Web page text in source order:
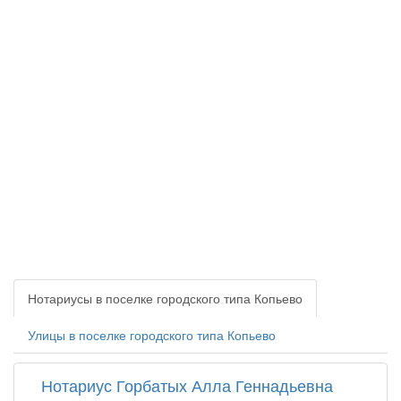
Нотариусы в поселке городского типа Копьево
Улицы в поселке городского типа Копьево
Нотариус Горбатых Алла Геннадьевна